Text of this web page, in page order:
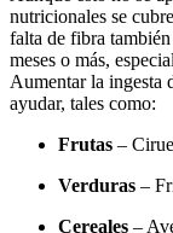
nutricionales se
falta de fibra
meses o más,
Aumentar la ingesta
ayudar, tales como:
Frutas –
Verduras –
Cereales –